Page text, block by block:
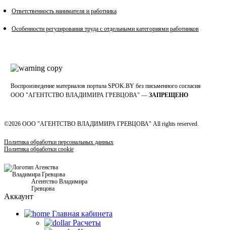
Ответственность нанимателя и работника
Особенности регулирования труда с отдельными категориями работников
Воспроизведение материалов портала SPOK.BY без письменного согласия
OOO "АГЕНТСТВО ВЛАДИМИРА ГРЕВЦОВА" — ЗАПРЕЩЕНО
©2026 ООО "АГЕНТСТВО ВЛАДИМИРА ГРЕВЦОВА" All rights reserved.
Политика обработки персональных данных
Политика обработки cookie
Агентство Владимира
Гревцова
Аккаунт
Главная кабинетa
Расчеты